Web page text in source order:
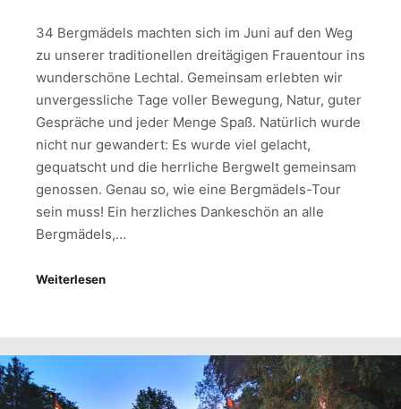
34 Bergmädels machten sich im Juni auf den Weg
zu unserer traditionellen dreitägigen Frauentour ins
wunderschöne Lechtal. Gemeinsam erlebten wir
unvergessliche Tage voller Bewegung, Natur, guter
Gespräche und jeder Menge Spaß. Natürlich wurde
nicht nur gewandert: Es wurde viel gelacht,
gequatscht und die herrliche Bergwelt gemeinsam
genossen. Genau so, wie eine Bergmädels-Tour
sein muss! Ein herzliches Dankeschön an alle
Bergmädels,…
Weiterlesen